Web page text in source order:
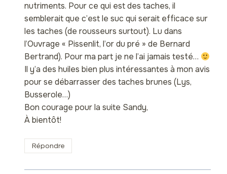
nutriments. Pour ce qui est des taches, il
semblerait que c’est le suc qui serait efficace sur
les taches (de rousseurs surtout). Lu dans
l’Ouvrage « Pissenlit, l’or du pré » de Bernard
Bertrand). Pour ma part je ne l’ai jamais testé…
Il y’a des huiles bien plus intéressantes à mon avis
pour se débarrasser des taches brunes (Lys,
Busserole…)
Bon courage pour la suite Sandy,
À bientôt!
Répondre